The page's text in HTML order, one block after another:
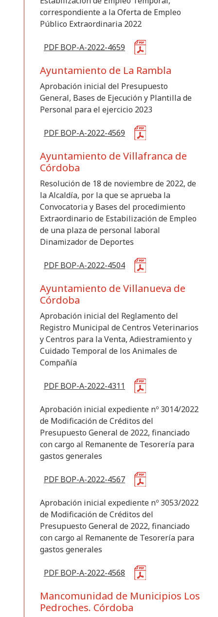
correspondiente a la Oferta de Empleo
Público Extraordinaria 2022
PDF BOP-A-2022-4659
Ayuntamiento de La Rambla
Aprobación inicial del Presupuesto
General, Bases de Ejecución y Plantilla de
Personal para el ejercicio 2023
PDF BOP-A-2022-4569
Ayuntamiento de Villafranca de
Córdoba
Resolución de 18 de noviembre de 2022, de
la Alcaldía, por la que se aprueba la
Convocatoria y Bases del procedimiento
Extraordinario de Estabilización de Empleo
de una plaza de personal laboral
Dinamizador de Deportes
PDF BOP-A-2022-4504
Ayuntamiento de Villanueva de
Córdoba
Aprobación inicial del Reglamento del
Registro Municipal de Centros Veterinarios
y Centros para la Venta, Adiestramiento y
Cuidado Temporal de los Animales de
Compañía
PDF BOP-A-2022-4311
Aprobación inicial expediente nº 3014/2022
de Modificación de Créditos del
Presupuesto General de 2022, financiado
con cargo al Remanente de Tesorería para
gastos generales
PDF BOP-A-2022-4567
Aprobación inicial expediente nº 3053/2022
de Modificación de Créditos del
Presupuesto General de 2022, financiado
con cargo al Remanente de Tesorería para
gastos generales
PDF BOP-A-2022-4568
Mancomunidad de Municipios Los
Pedroches. Córdoba